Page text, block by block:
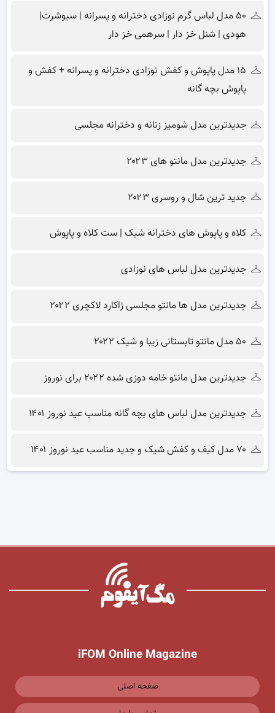
۵۰ مدل لباس گرم نوزادی دخترانه و پسرانه | سیوشرت|
هودی | شنل خز دار | سرهمی خز دار
۱۵ مدل پاپوش و کفش نوزادی دخترانه و پسرانه + کفش و
پاپوش بچه گانه
جدیدترین مدل شومیز زنانه و دخترانه مجلسی
جدیدترین مدل مانتو های ۲۰۲۳
جدید ترین شال و روسری ۲۰۲۳
کلاه و پاپوش های دخترانه شیک | ست کلاه و پاپوش
جدیدترین مدل لباس های نوزادی
جدیدترین مدل ها مانتو مجلسی ژاکارد لاکچری ۲۰۲۲
۵۰ مدل مانتو تابستانی زیبا و شیک ۲۰۲۲
جدیدترین مدل مانتو خامه دوزی شده ۲۰۲۲ برای نوروز
جدیدترین مدل لباس های بچه گانه مناسب عید نوروز ۱۴۰۱
۷۰ مدل کیف و کفش شیک و جدید مناسب عید نوروز ۱۴۰۱
iFOM Online Magazine
صفحه اصلی